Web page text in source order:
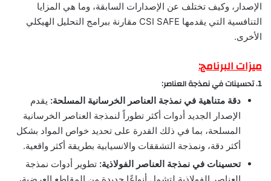
الإصدار، وكيف تختلف عن الإصدارات السابقة، وما هي المزايا
التنافسية التي يقدمها CSI SAFE مقارنة ببرامج التحليل الهيكلي
الأخرى.
ميزات البرنامج:
1. تحسينات في نمذجة العناصر:
دقة متناهية في نمذجة العناصر الخرسانية المسلحة: يقدم
الإصدار الجديد أدوات أكثر تطوراً لنمذجة العناصر الخرسانية
المسلحة، بما في ذلك القدرة على تحديد خواص المواد بشكل
أكثر دقة، ونمذجة التشققات والانسيابية بطريقة أكثر واقعية.
تحسينات في نمذجة العناصر الفولاذية: تطوير أدوات نمذجة